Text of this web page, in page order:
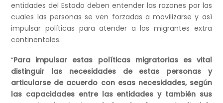
entidades del Estado deben entender las razones por las
cuales las personas se ven forzadas a movilizarse y así
impulsar políticas para atender a los migrantes extra
continentales.
“Para impulsar estas políticas migratorias es vital
distinguir las necesidades de estas personas y
articularse de acuerdo con esas necesidades, según
las capacidades entre las entidades y también sus